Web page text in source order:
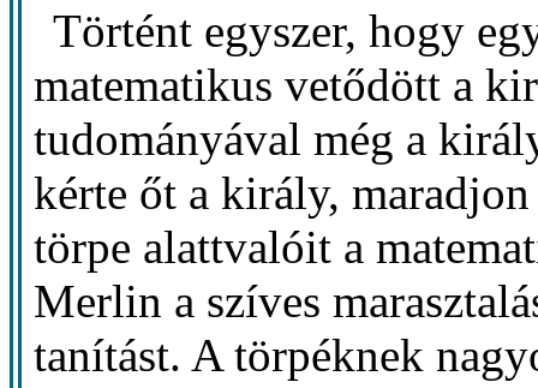
Történt egyszer, hogy
matematikus vetődött a
tudományával még a
kérte őt a király, maradjon
törpe alattvalóit a
Merlin a szíves
tanítást. A törpéknek